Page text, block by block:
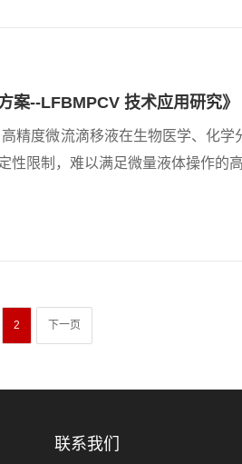
案--LFBMPCV 技术应用研究》
精度微流滴移液在生物医学、化
性限制，难以满足微量液体操作的
2 下一页
联系我们